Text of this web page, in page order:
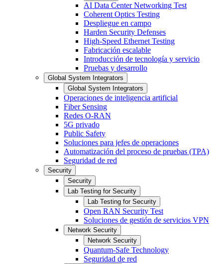
AI Data Center Networking Test
Coherent Optics Testing
Despliegue en campo
Harden Security Defenses
High-Speed Ethernet Testing
Fabricación escalable
Introducción de tecnología y servicio
Pruebas y desarrollo
Global System Integrators
Global System Integrators
Operaciones de inteligencia artificial
Fiber Sensing
Redes O-RAN
5G privado
Public Safety
Soluciones para jefes de operaciones
Automatización del proceso de pruebas (TPA)
Seguridad de red
Security
Security
Lab Testing for Security
Lab Testing for Security
Open RAN Security Test
Soluciones de gestión de servicios VPN
Network Security
Network Security
Quantum-Safe Technology
Seguridad de red